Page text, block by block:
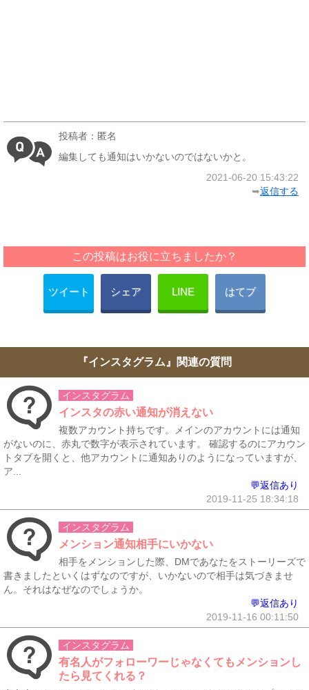
投稿者：匿名
編集しても通知はいかないのではないかと。
2021-06-20 15:43:22
➥返信する
この投稿はお役に立ちましたか？
ツイート シェア LINE はてブ
『インスタグラム』関連の質問
インスタグラム
インスタの赤い通知が消えない
複数アカウント持ちです。メインのアカウントには通知
がないのに、赤丸で数字が表示されています。 確認するのにアカウン
トタブを開くと、他アカウントに通知ありのようになっていますが、
ア...
💬返信あり
2019-11-25 18:34:18
インスタグラム
メンション通知相手にいかない
相手をメンションした際、DMであなたをストーリーズで
書きましたといくはずなのですが、いかないので相手は気づきませ
ん。それはなぜなのでしょうか。
💬返信あり
2019-11-16 00:11:50
インスタグラム
有名人がフォローワーじゃなくてもメンションし
たら見てくれる？